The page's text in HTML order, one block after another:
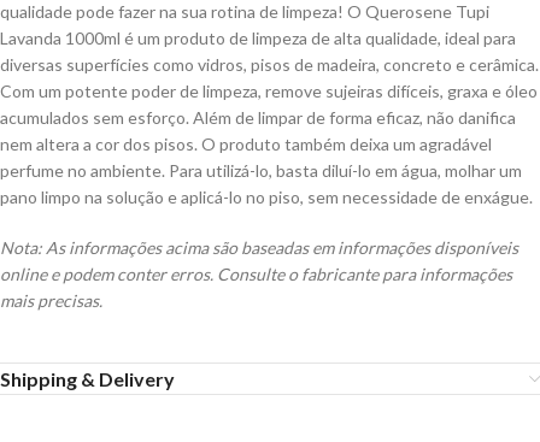
qualidade pode fazer na sua rotina de limpeza! O Querosene Tupi
Lavanda 1000ml é um produto de limpeza de alta qualidade, ideal para
diversas superfícies como vidros, pisos de madeira, concreto e cerâmica.
Com um potente poder de limpeza, remove sujeiras difíceis, graxa e óleo
acumulados sem esforço. Além de limpar de forma eficaz, não danifica
nem altera a cor dos pisos. O produto também deixa um agradável
perfume no ambiente. Para utilizá-lo, basta diluí-lo em água, molhar um
pano limpo na solução e aplicá-lo no piso, sem necessidade de enxágue.
Nota: As informações acima são baseadas em informações disponíveis
online e podem conter erros. Consulte o fabricante para informações
mais precisas.
Shipping & Delivery